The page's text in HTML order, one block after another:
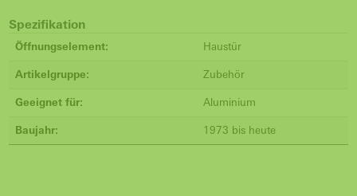
Spezifikation
Öffnungselement: Haustür
Artikelgruppe: Zubehör
Geeignet für: Aluminium
Baujahr: 1973 bis heute